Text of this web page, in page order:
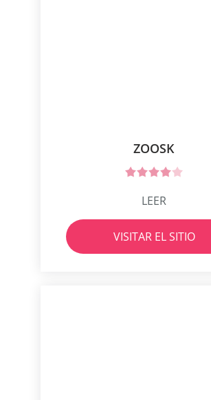
ZOOSK
LEER
VISITAR EL SITIO